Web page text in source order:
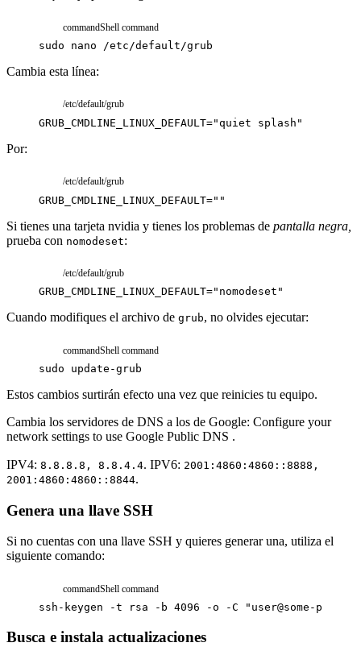
commandShell command
sudo nano /etc/default/grub
Cambia esta línea:
/etc/default/grub
GRUB_CMDLINE_LINUX_DEFAULT="quiet splash"
Por:
/etc/default/grub
GRUB_CMDLINE_LINUX_DEFAULT=""
Si tienes una tarjeta nvidia y tienes los problemas de pantalla negra,
prueba con nomodeset:
/etc/default/grub
GRUB_CMDLINE_LINUX_DEFAULT="nomodeset"
Cuando modifiques el archivo de grub, no olvides ejecutar:
commandShell command
sudo update-grub
Estos cambios surtirán efecto una vez que reinicies tu equipo.
Cambia los servidores de DNS a los de Google: Configure your
network settings to use Google Public DNS .
IPV4: 8.8.8.8, 8.8.4.4. IPV6: 2001:4860:4860::8888,
2001:4860:4860::8844.
Genera una llave SSH
Si no cuentas con una llave SSH y quieres generar una, utiliza el
siguiente comando:
commandShell command
ssh-keygen -t rsa -b 4096 -o -C "user@some-place"
Busca e instala actualizaciones